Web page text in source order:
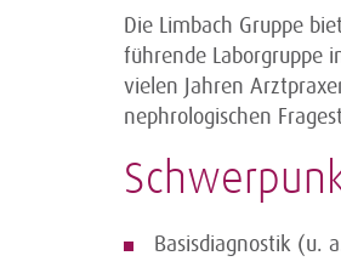
Die Limbach Gruppe
führende Laborgruppe
vielen Jahren
nephrologischen
Basisdiagnostik (u.